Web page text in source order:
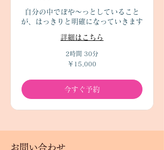
自分の中でぼや～っとしていること
が、はっきりと明確になっていきます
詳細はこちら
2時間 30分
￥15,000
今すぐ予約
お問い合わせ